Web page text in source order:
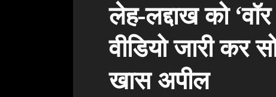
लेह-लद्दाख को ‘वॉर
वीडियो जारी कर
खास अपील